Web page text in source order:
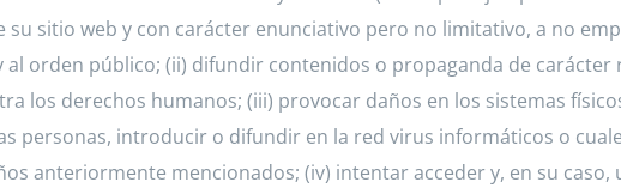
su sitio web y con carácter enunciativo pero no limitativo, a no
al orden público; (ii) difundir contenidos o propaganda de
derechos humanos; (iii) provocar daños en los sistemas físicos
personas, introducir o difundir en la red virus informáticos o
anteriormente mencionados; (iv) intentar acceder y, en su